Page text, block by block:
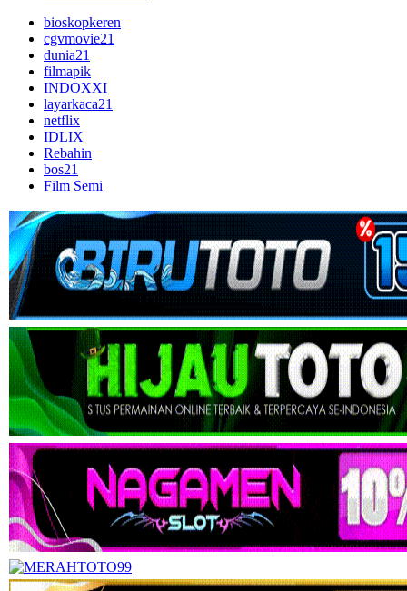
bioskopkeren
cgvmovie21
dunia21
filmapik
INDOXXI
layarkaca21
netflix
IDLIX
Rebahin
bos21
Film Semi